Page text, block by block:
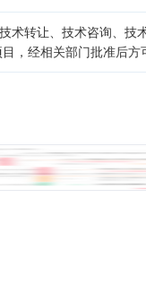
术转让、技术咨询、
，经相关部门批准后方